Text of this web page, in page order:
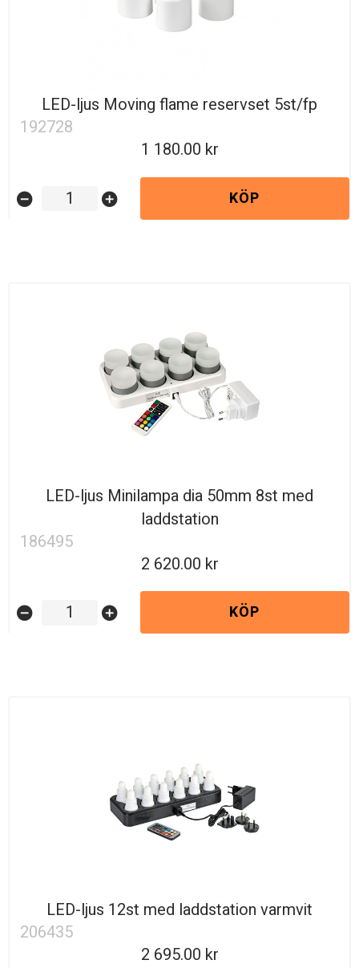
LED-ljus Moving flame reservset 5st/fp
192728
1 180.00
remove_circle add_circle KÖP
LED-ljus Minilampa dia 50mm 8st med
laddstation
186495
2 620.00
remove_circle add_circle KÖP
LED-ljus 12st med laddstation varmvit
206435
2 695.00